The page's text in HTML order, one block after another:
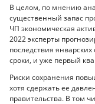
В целом, по мнению
существенный запас
ЧП экономическая
2022 эксперты
последствия
сроки, и уже первый
Риски сохранения
хотя сдержать ее
правительства. В том